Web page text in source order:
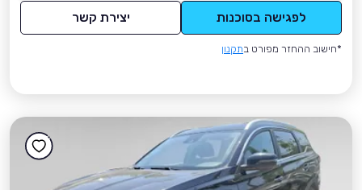
לפגישה בסוכנות יצירת קשר
*חישוב ההחזר מפורט בתקנון